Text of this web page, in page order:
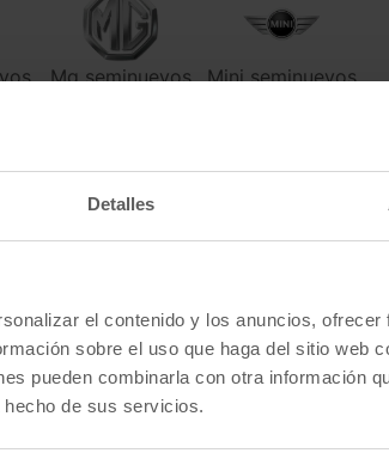
Detalles
el contenido y los anuncios,
sobre el uso que haga del sitio web
pueden combinarla con otra información
de sus servicios.
Mg seminuevos Mini seminuevos
seminuevos
Seat seminuevos
de combustible